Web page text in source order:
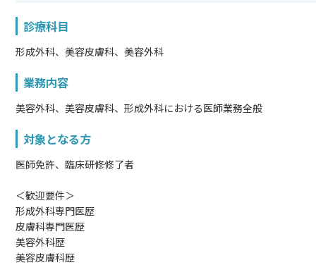
診療科目
形成外科、美容皮膚科、美容外科
業務内容
美容外科、美容皮膚科、形成外科における医師業務全般
対象となる方
医師免許、臨床研修修了者
＜歓迎要件＞
形成外科専門医歴
皮膚科専門医歴
美容外科歴
美容皮膚科歴